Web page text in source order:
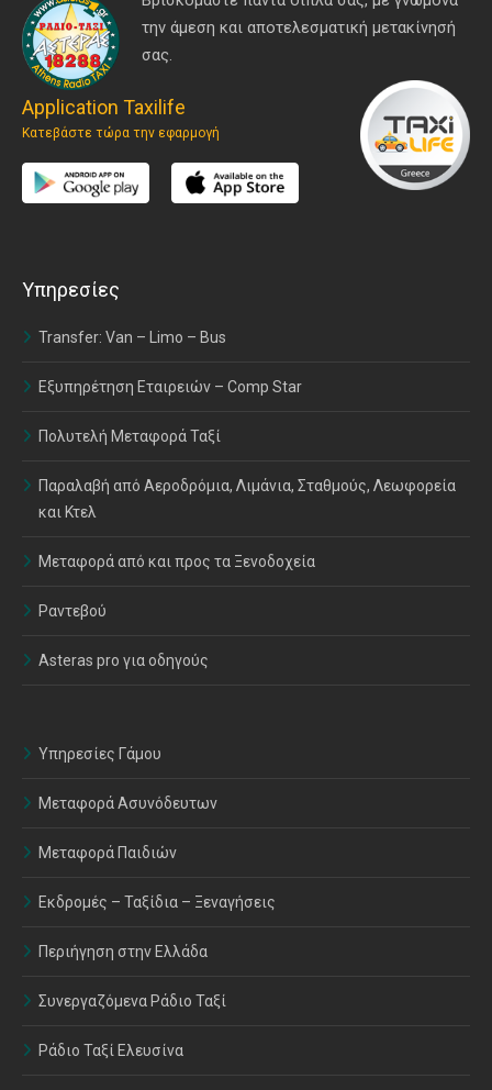
την άμεση και αποτελεσματική μετακίνησή
σας.
Application Taxilife
Κατεβάστε τώρα την εφαρμογή
Υπηρεσίες
Transfer: Van – Limo – Bus
Εξυπηρέτηση Εταιρειών – Comp Star
Πολυτελή Μεταφορά Ταξί
Παραλαβή από Αεροδρόμια, Λιμάνια, Σταθμούς, Λεωφορεία
και Κτελ
Μεταφορά από και προς τα Ξενοδοχεία
Ραντεβού
Asteras pro για οδηγούς
Υπηρεσίες Γάμου
Μεταφορά Ασυνόδευτων
Μεταφορά Παιδιών
Εκδρομές – Ταξίδια – Ξεναγήσεις
Περιήγηση στην Ελλάδα
Συνεργαζόμενα Ράδιο Ταξί
Ράδιο Ταξί Ελευσίνα